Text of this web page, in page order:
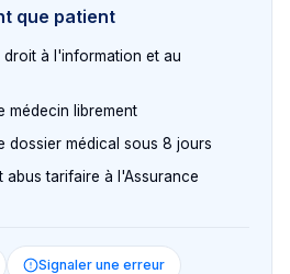
que patient
droit à l'information et au
médecin librement
dossier médical sous 8 jours
abus tarifaire à l'Assurance
Signaler une erreur